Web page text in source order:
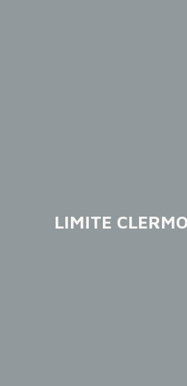
LIMITE